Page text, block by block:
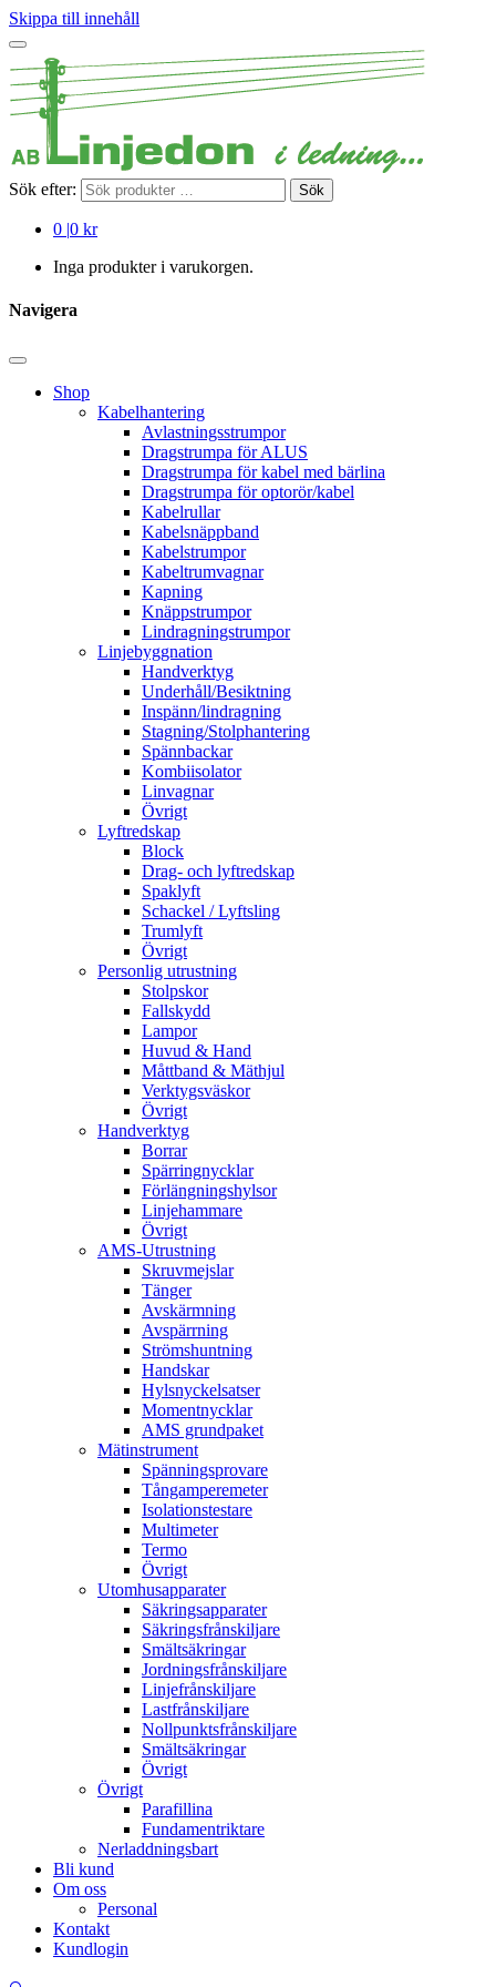
Skippa till innehåll
Sök efter: Sök
0 |0 kr
Inga produkter i varukorgen.
Navigera
Shop
Kabelhantering
Avlastningsstrumpor
Dragstrumpa för ALUS
Dragstrumpa för kabel med bärlina
Dragstrumpa för optorör/kabel
Kabelrullar
Kabelsnäppband
Kabelstrumpor
Kabeltrumvagnar
Kapning
Knäppstrumpor
Lindragningstrumpor
Linjebyggnation
Handverktyg
Underhåll/Besiktning
Inspänn/lindragning
Stagning/Stolphantering
Spännbackar
Kombiisolator
Linvagnar
Övrigt
Lyftredskap
Block
Drag- och lyftredskap
Spaklyft
Schackel / Lyftsling
Trumlyft
Övrigt
Personlig utrustning
Stolpskor
Fallskydd
Lampor
Huvud & Hand
Måttband & Mäthjul
Verktygsväskor
Övrigt
Handverktyg
Borrar
Spärringnycklar
Förlängningshylsor
Linjehammare
Övrigt
AMS-Utrustning
Skruvmejslar
Tänger
Avskärmning
Avspärrning
Strömshuntning
Handskar
Hylsnyckelsatser
Momentnycklar
AMS grundpaket
Mätinstrument
Spänningsprovare
Tångamperemeter
Isolationstestare
Multimeter
Termo
Övrigt
Utomhusapparater
Säkringsapparater
Säkringsfrånskiljare
Smältsäkringar
Jordningsfrånskiljare
Linjefrånskiljare
Lastfrånskiljare
Nollpunktsfrånskiljare
Smältsäkringar
Övrigt
Övrigt
Parafillina
Fundamentriktare
Nerladdningsbart
Bli kund
Om oss
Personal
Kontakt
Kundlogin